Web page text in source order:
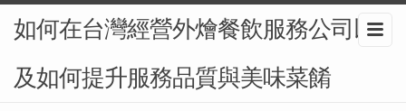
如何在台灣經營外燴餐飲服務公司以
及如何提升服務品質與美味菜餚